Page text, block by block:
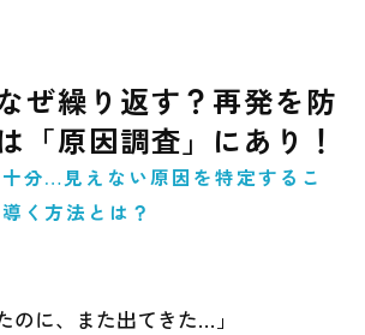
ぜ繰り返す？再発を防
「原因調査」にあり！
分…見えない原因を特定するこ
く方法とは？
のに、また出てきた…」